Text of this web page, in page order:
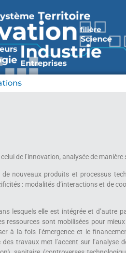
de l’innovation, analysée de manière
nouveaux produits et processus
: modalités d’interactions et de
lesquels elle est intégrée et d’autre
ressources sont mobilisées pour
à la fois l’émergence et le
travaux met l’accent sur l’analyse